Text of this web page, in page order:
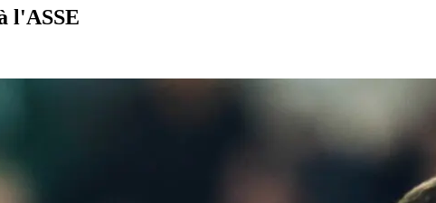
l'ASSE